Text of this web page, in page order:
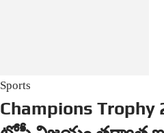
Sports
Champions